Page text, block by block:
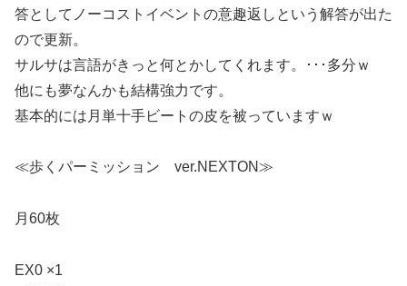
答としてノーコストイベントの意趣返しという解答が出た
ので更新。
サルサは言語がきっと何とかしてくれます。･･･多分ｗ
他にも夢なんかも結構強力です。
基本的には月単十手ビートの皮を被っていますｗ
≪歩くパーミッション ver.NEXTON≫
月60枚
EX0 ×1